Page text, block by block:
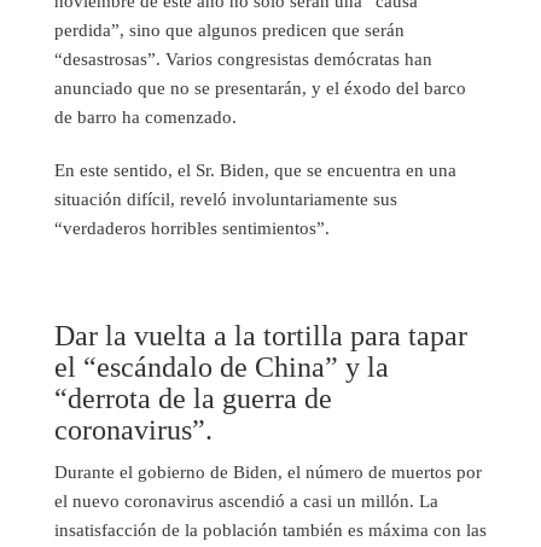
perdida”, sino que algunos predicen que serán
“desastrosas”. Varios congresistas demócratas han
anunciado que no se presentarán, y el éxodo del barco
de barro ha comenzado.
En este sentido, el Sr. Biden, que se encuentra en una
situación difícil, reveló involuntariamente sus
“verdaderos horribles sentimientos”.
Dar la vuelta a la tortilla para tapar
el “escándalo de China” y la
“derrota de la guerra de
coronavirus”.
Durante el gobierno de Biden, el número de muertos por
el nuevo coronavirus ascendió a casi un millón. La
insatisfacción de la población también es máxima con las